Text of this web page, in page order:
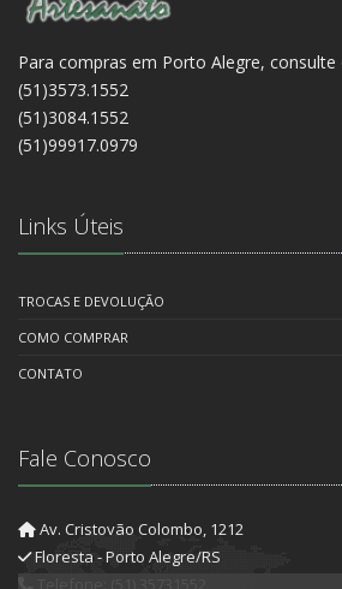
Para compras em Porto Alegre,
(51)3573.1552
(51)3084.1552
(51)99917.0979
Links Úteis
TROCAS E DEVOLUÇÃO
COMO COMPRAR
CONTATO
Fale Conosco
Av. Cristovão Colombo, 1212
Floresta - Porto Alegre/RS